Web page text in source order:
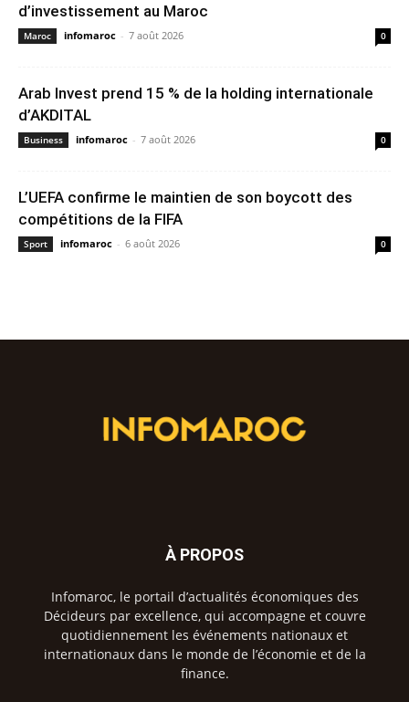
d’investissement au Maroc
Maroc infomaroc - 7 août 2026 0
Arab Invest prend 15 % de la holding internationale
d’AKDITAL
Business infomaroc - 7 août 2026 0
L’UEFA confirme le maintien de son boycott des
compétitions de la FIFA
Sport infomaroc - 6 août 2026 0
À PROPOS
Infomaroc, le portail d’actualités économiques des
Décideurs par excellence, qui accompagne et couvre
quotidiennement les événements nationaux et
internationaux dans le monde de l’économie et de la
finance.